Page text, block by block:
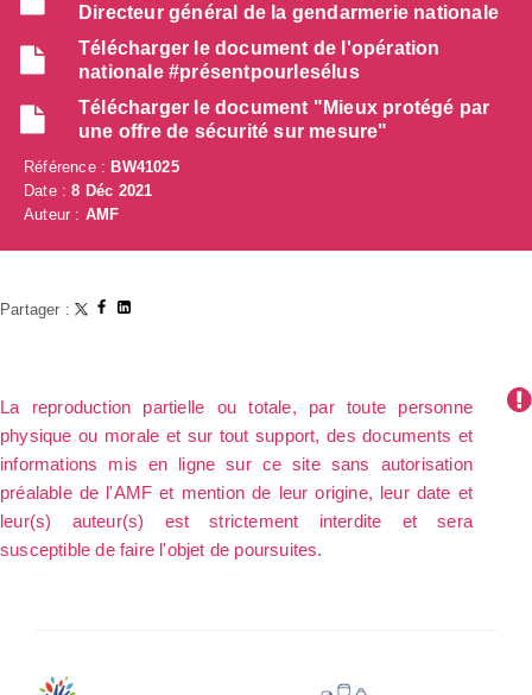
Directeur général de la gendarmerie nationale
Télécharger le document de l'opération
nationale #présentpourlesélus
Télécharger le document "Mieux protégé par
une offre de sécurité sur mesure"
Référence : BW41025
Date :8 Déc 2021
Auteur : AMF
Partager :
La reproduction partielle ou totale, par toute personne
physique ou morale et sur tout support, des documents et
informations mis en ligne sur ce site sans autorisation
préalable de l'AMF et mention de leur origine, leur date et
leur(s) auteur(s) est strictement interdite et sera
susceptible de faire l'objet de poursuites.